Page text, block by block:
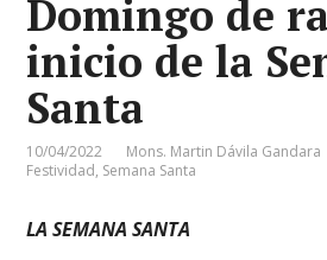
Domingo de
inicio de la
Santa
10/04/2022 Mons. Martin Dávila Gandara
Festividad, Semana Santa
LA SEMANA SANTA